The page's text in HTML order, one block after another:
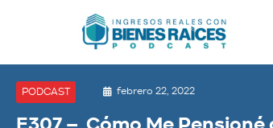
PODCAST febrero 22, 2022